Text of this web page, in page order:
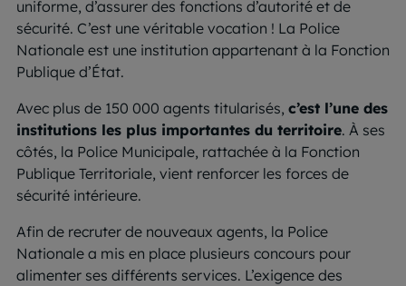
uniforme, d’assurer des fonctions d’autorité et de
sécurité. C’est une véritable vocation ! La Police
Nationale est une institution appartenant à la Fonction
Publique d’État.
Avec plus de 150 000 agents titularisés, c’est l’une des
institutions les plus importantes du territoire. À ses
côtés, la Police Municipale, rattachée à la Fonction
Publique Territoriale, vient renforcer les forces de
sécurité intérieure.
Afin de recruter de nouveaux agents, la Police
Nationale a mis en place plusieurs concours pour
alimenter ses différents services. L’exigence des